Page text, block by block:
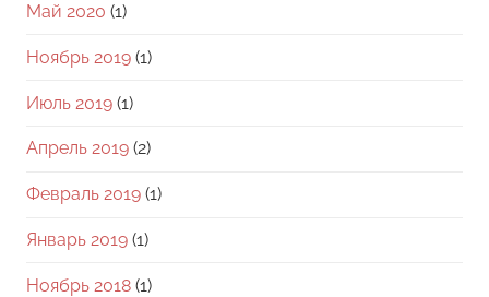
Май 2020 (1)
Ноябрь 2019 (1)
Июль 2019 (1)
Апрель 2019 (2)
Февраль 2019 (1)
Январь 2019 (1)
Ноябрь 2018 (1)